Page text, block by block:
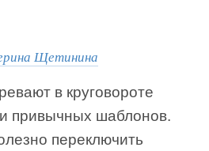
Щетинина
в круговороте
привычных шаблонов.
переключить